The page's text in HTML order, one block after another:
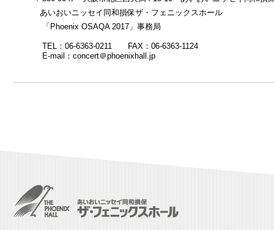
あいおいニッセイ同和損保ザ・フェニックスホール
「Phoenix OSAQA 2017」事務局
TEL：06-6363-0211 FAX：06-6363-1124
E-mail：concert＠phoenixhall.jp